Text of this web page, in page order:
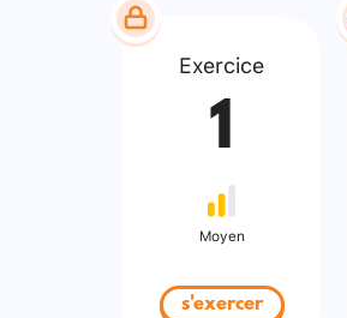
Exercice
1
Moyen
s'exercer